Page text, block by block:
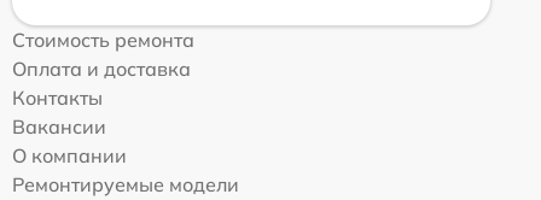
Стоимость ремонта
Оплата и доставка
Контакты
Вакансии
О компании
Ремонтируемые модели